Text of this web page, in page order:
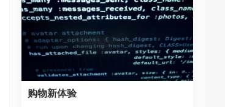
购物新体验